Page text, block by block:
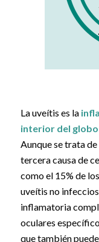
La uveítis es la
interior del
Aunque se trata
tercera causa de
como el 15% de
uveítis no
inflamatoria
oculares
que también